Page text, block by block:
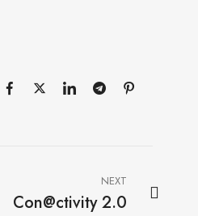
NEXT
Con@ctivity 2.0